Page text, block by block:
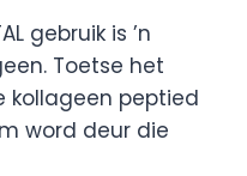
gebruik is ’n
Toetse het
kollageen peptied
word deur die